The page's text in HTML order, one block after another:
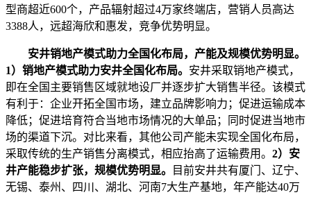
型商超近600个，产品辐射超过4万家终端店，营销人员高达
3388人，远超海欣和惠发，竞争优势明显。
安井销地产模式助力全国化布局，产能及规模优势明显。
1）销地产模式助力安井全国化布局。 安井采取销地产模式，
即在全国主要销售区域就地设厂并逐步扩大销售半径。该模式
有利于：企业开拓全国市场，建立品牌影响力；促进运输成本
降低；促进培育符合当地市场情况的大单品；同时促进当地市
场的渠道下沉。对比来看，其他公司产能未实现全国化布局，
采取传统的生产销售分离模式，相应抬高了运输费用。 2）安
井产能稳步扩张，规模优势明显。
目前安井共有厦门、辽宁、
无锡、泰州、四川、湖北、河南7大生产基地，年产能达40万